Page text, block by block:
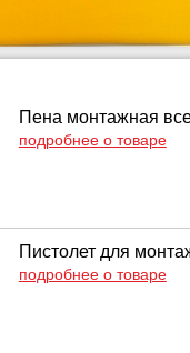
Пена монтажная
подробнее о товаре
Пистолет для
подробнее о товаре